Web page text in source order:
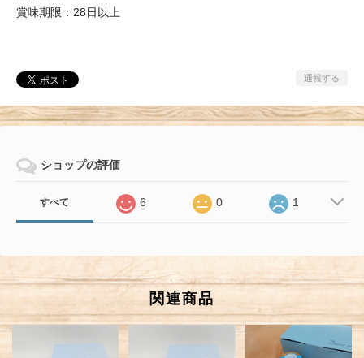
賞味期限：28日以上
通報する
ショップの評価
すべて 6 0 1
関連商品